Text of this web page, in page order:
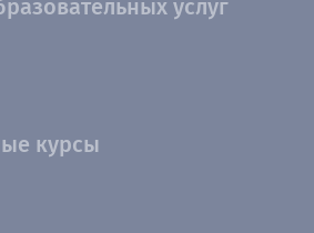
услуг
курсы